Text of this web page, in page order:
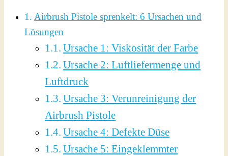
Airbrush Pistole sprenkelt: 6 Ursachen und
Lösungen
Ursache 1: Viskosität der Farbe
Ursache 2: Luftliefermenge und
Luftdruck
Ursache 3: Verunreinigung der
Airbrush Pistole
Ursache 4: Defekte Düse
Ursache 5: Eingeklemmter